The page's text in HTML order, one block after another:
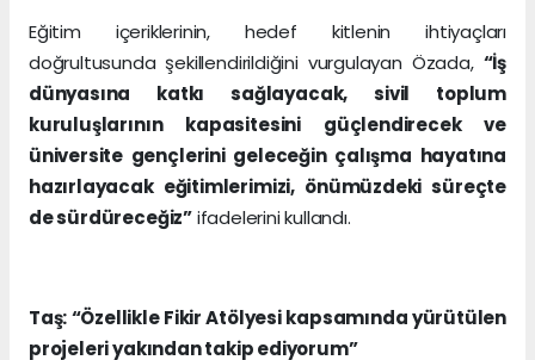
Eğitim içeriklerinin, hedef kitlenin ihtiyaçları
doğrultusunda şekillendirildiğini vurgulayan Özada, “İş
dünyasına katkı sağlayacak, sivil toplum
kuruluşlarının kapasitesini güçlendirecek ve
üniversite gençlerini geleceğin çalışma hayatına
hazırlayacak eğitimlerimizi, önümüzdeki süreçte
de sürdüreceğiz”ifadelerini kullandı.
Taş: “Özellikle Fikir Atölyesi kapsamında yürütülen
projeleri yakından takip ediyorum”